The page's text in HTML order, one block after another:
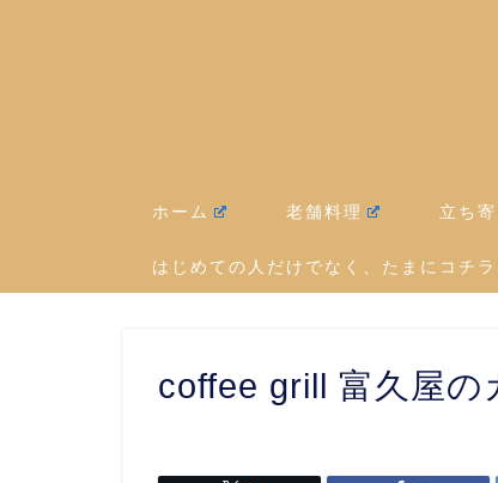
ホーム 老舗料理 立ち
はじめての人だけでなく、たまにコチ
coffee grill 富久屋の